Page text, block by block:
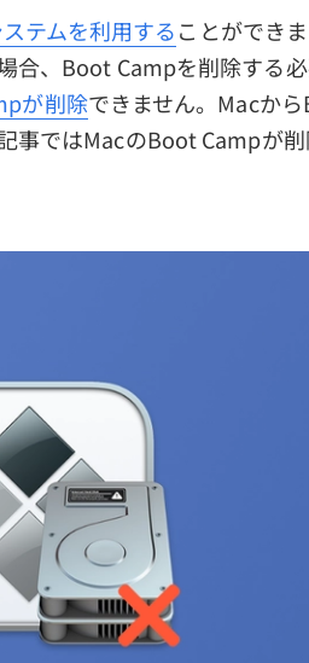
テムを利用することができ
、Boot Campを削除する必
が削除できません。Macか
事ではMacのBoot Campが